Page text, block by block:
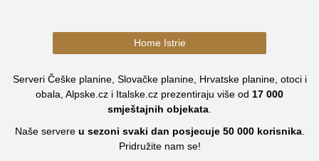
Home Istrie
Serveri Češke planine, Slovačke planine, Hrvatske planine, otoci i
obala, Alpske.cz i Italske.cz prezentiraju više od 17 000
smještajnih objekata
Naše servere u sezoni svaki dan posjecuje 50 000korisnika.
Pridružite nam se!